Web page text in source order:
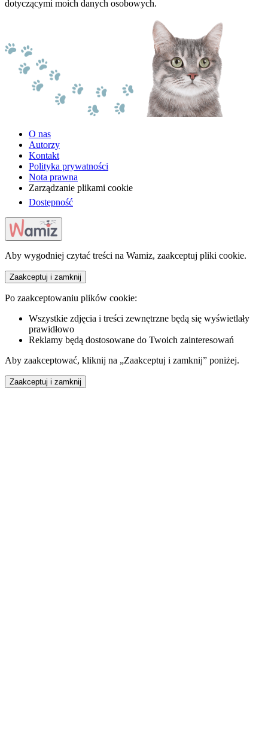
dotyczącymi moich danych osobowych.
O nas
Autorzy
Kontakt
Polityka prywatności
Nota prawna
Zarządzanie plikami cookie
Dostępność
Aby wygodniej czytać treści na Wamiz, zaakceptuj pliki cookie.
Zaakceptuj i zamknij
Po zaakceptowaniu plików cookie:
Wszystkie zdjęcia i treści zewnętrzne będą się wyświetlały
prawidłowo
Reklamy będą dostosowane do Twoich zainteresowań
Aby zaakceptować, kliknij na „Zaakceptuj i zamknij” poniżej.
Zaakceptuj i zamknij